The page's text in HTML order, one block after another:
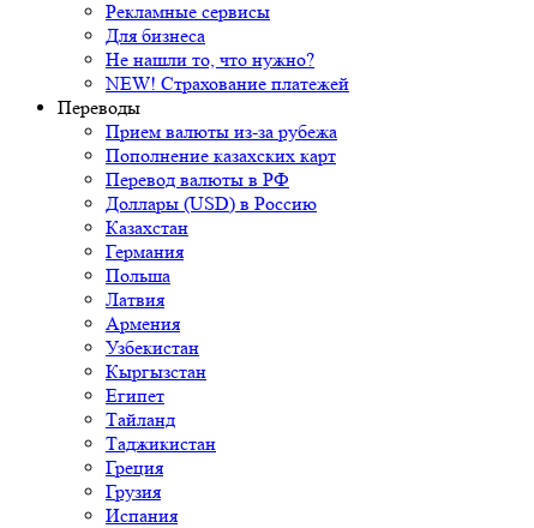
Рекламные сервисы
Для бизнеса
Не нашли то, что нужно?
NEW! Страхование платежей
Переводы
Прием валюты из-за рубежа
Пополнение казахских карт
Перевод валюты в РФ
Доллары (USD) в Россию
Казахстан
Германия
Польша
Латвия
Армения
Узбекистан
Кыргызстан
Египет
Тайланд
Таджикистан
Греция
Грузия
Испания